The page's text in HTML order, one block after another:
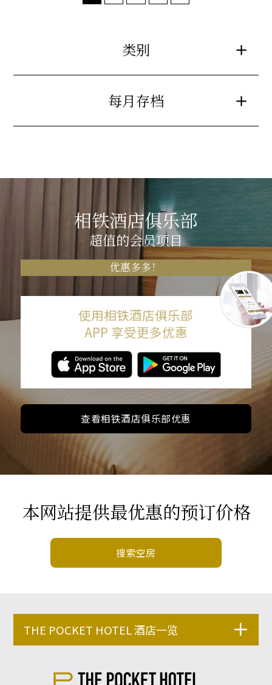
类别
每月存档
相铁酒店俱乐部
超值的会员项目
优惠多多！
使用相铁酒店俱乐部
APP 享受更多优惠
查看相铁酒店俱乐部优惠
本网站提供最优惠的预订价格
搜索空房
THE POCKET HOTEL 酒店一览